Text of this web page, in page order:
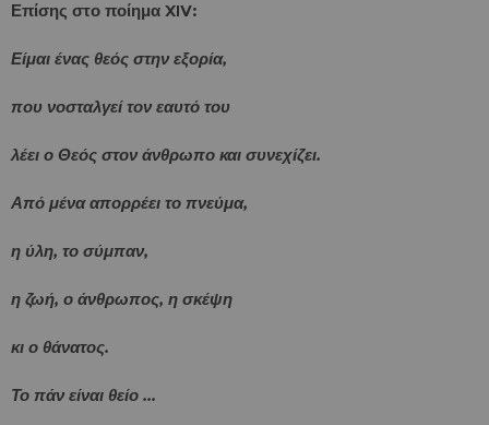
Επίσης στο ποίημα XIV:
Είμαι ένας θεός στην εξορία,
που νοσταλγεί τον εαυτό του
λέει ο Θεός στον άνθρωπο και συνεχίζει.
Από μένα απορρέει το πνεύμα,
η ύλη, το σύμπαν,
η ζωή, ο άνθρωπος, η σκέψη
κι ο θάνατος.
Το πάν είναι θείο ...